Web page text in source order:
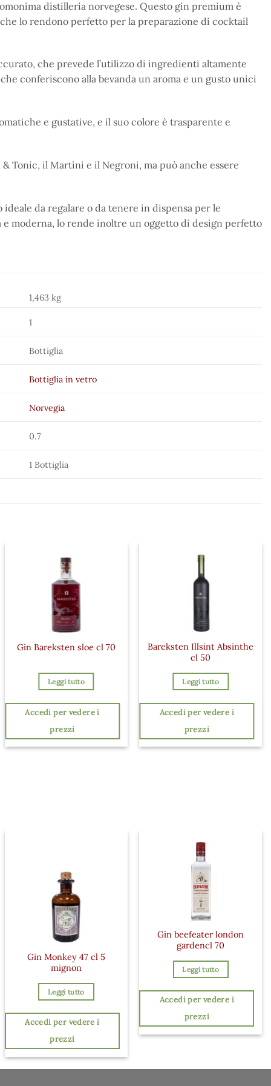
distilleria norvegese. Questo gin premium è
lo rendono perfetto per la preparazione di cocktail
che prevede l’utilizzo di ingredienti altamente
conferiscono alla bevanda un aroma e un gusto unici
e gustative, e il suo colore è trasparente e
Tonic, il Martini e il Negroni, ma può anche essere
da regalare o da tenere in dispensa per le
moderna, lo rende inoltre un oggetto di design perfetto
1,463 kg
1
Bottiglia
Bottiglia in vetro
Norvegia
0.7
1 Bottiglia
Gin Bareksten sloe cl 70
Leggi tutto
Accedi per vedere i
prezzi
Bareksten Illsint Absinthe
cl 50
Leggi tutto
Accedi per vedere i
prezzi
Gin Monkey 47 cl 5
mignon
Leggi tutto
Accedi per vedere i
prezzi
Gin beefeater london
gardencl 70
Leggi tutto
Accedi per vedere i
prezzi